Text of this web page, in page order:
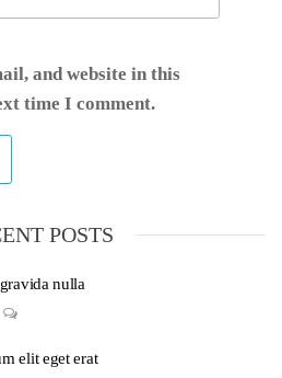
and website in this
time I comment.
POSTS
nulla
elit eget erat